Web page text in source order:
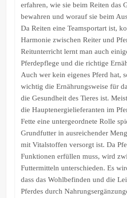
erfahren, wie sie beim Reiten das
bewahren und worauf sie beim
Da Reiten eine Teamsportart ist,
Harmonie zwischen Reiter und
Reitunterricht lernt man auch
Pferdepflege und die richtige
Auch wer kein eigenes Pferd hat,
wichtig die Ernährungsweise für
die Gesundheit des Tieres ist.
die Hauptenergielieferanten im
Fette eine untergeordnete Rolle
Grundfutter in ausreichender
mit Vitalstoffen versorgt ist. Da
Funktionen erfüllen muss, wird
Futtermitteln unterschieden. Es
dass das Wohlbefinden und die
Pferdes durch